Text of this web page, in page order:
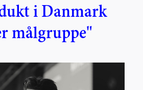
i Danmark
målgruppe"